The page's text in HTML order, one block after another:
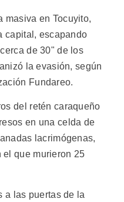
masiva en Tocuyito,
capital, escapando
de 30" de los
la evasión, según
Fundareo.
del retén caraqueño
en una celda de
lacrimógenas,
que murieron 25
a las puertas de la